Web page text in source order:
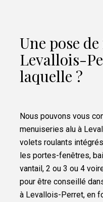
Une pose
Levallois-
laquelle ?
Nous pouvons vous
menuiseries alu à
volets roulants
les portes-fenêtres,
vantail, 2 ou 3 ou 4
pour être conseillé
à Levallois-Perret, en